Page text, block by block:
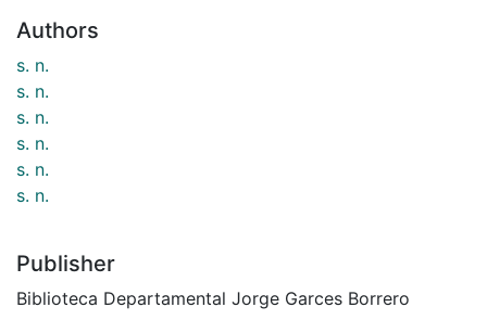
Authors
s. n.
s. n.
s. n.
s. n.
s. n.
s. n.
Publisher
Biblioteca Departamental Jorge Garces Borrero